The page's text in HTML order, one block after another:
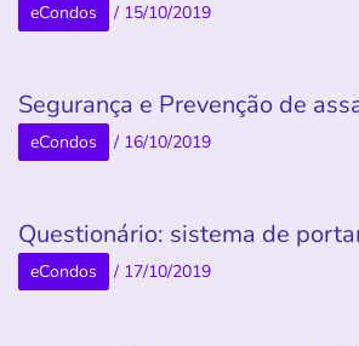
eCondos / 15/10/2019
Segurança e Prevenção de
eCondos / 16/10/2019
Questionário: sistema de
eCondos / 17/10/2019